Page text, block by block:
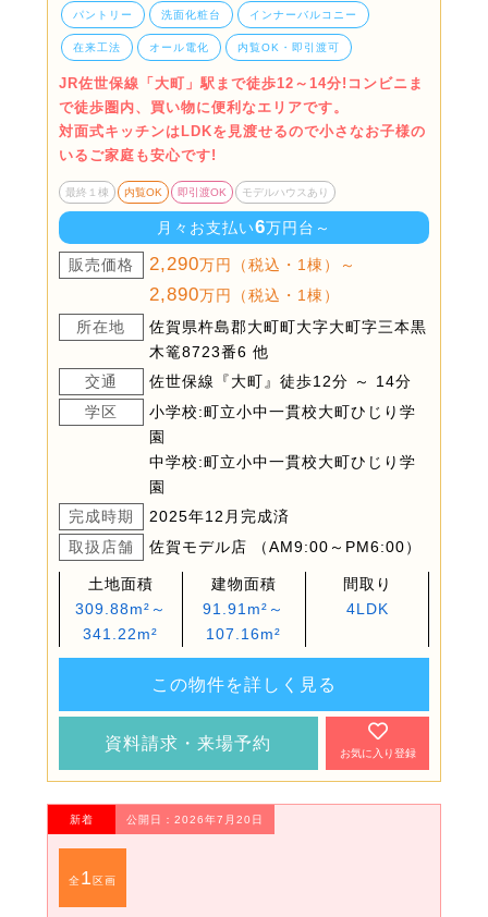
パントリー 洗面化粧台 インナーバルコニー
在来工法 オール電化 内覧OK・即引渡可
JR佐世保線「大町」駅まで徒歩12～14分!コンビニま
で徒歩圏内、買い物に便利なエリアです。
対面式キッチンはLDKを見渡せるので小さなお子様の
いるご家庭も安心です!
最終１棟 内覧OK 即引渡OK モデルハウスあり
月々お支払い6万円台～
販売価格 2,290万円（税込・1棟）～
2,890万円（税込・1棟）
所在地
佐賀県杵島郡大町町大字大町字三本黒
木篭8723番6 他
交通
佐世保線『大町』徒歩12分 ～ 14分
学区
小学校:町立小中一貫校大町ひじり学
園
中学校:町立小中一貫校大町ひじり学
園
完成時期
2025年12月完成済
取扱店舗
佐賀モデル店 （AM9:00～PM6:00）
土地面積
309.88m²～
341.22m²
建物面積
91.91m²～
107.16m²
間取り
4LDK
この物件を詳しく見る
資料請求・来場予約
お気に入り登録
新着 公開日：2026年7月20日
全1区画